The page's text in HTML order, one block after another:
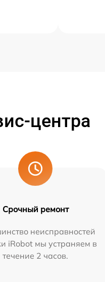
центра
Срочный ремонт
неисправностей
iRobot мы устраняем в
течение 2 часов.